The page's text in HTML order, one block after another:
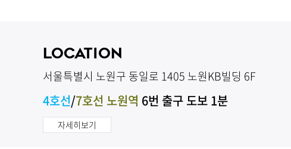
LOCATION
서울특별시 노원구 동일로 1405 노원KB빌딩 6F
4호선/7호선 노원역 6번 출구 도보 1분
자세히보기